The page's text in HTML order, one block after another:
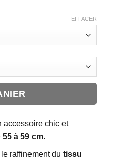
EFFACER
accessoire chic et
55 à 59 cm.
raffinement du tissu